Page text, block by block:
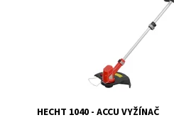
HECHT 1040 - ACCU VYŽÍNAČ